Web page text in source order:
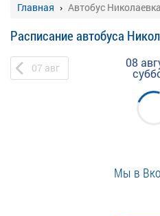
Главная Автобус
Расписание автобуса
07 авг 08
Мы в